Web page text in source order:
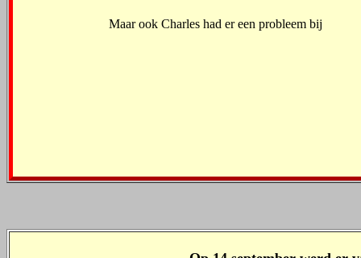
Maar ook Charles had er een probleem bij